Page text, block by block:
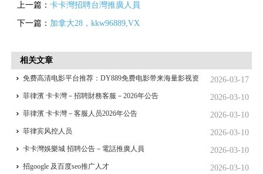
上一篇： 卡卡灣招聘台灣推廣人員
下一篇： 加拿大28，kkw96889,VX
相关文章
2026-03-17
免费高清电影平台推荐：DY889免费电影带来海量影视资
源 2026-03-10
菲律濱 卡卡灣－招聘財務客服－2026年公告
2026-03-10
菲律濱 卡卡灣－客服人员2026年公告
2026-03-10
菲律宾风控人员
2026-03-10
卡卡灣娛樂城 招聘公告－電話推廣人員
2026-03-10
招google 及百度seo推广人才